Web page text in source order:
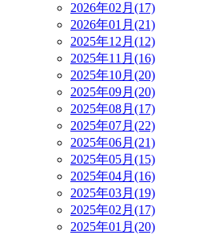
2026年02月(17)
2026年01月(21)
2025年12月(12)
2025年11月(16)
2025年10月(20)
2025年09月(20)
2025年08月(17)
2025年07月(22)
2025年06月(21)
2025年05月(15)
2025年04月(16)
2025年03月(19)
2025年02月(17)
2025年01月(20)